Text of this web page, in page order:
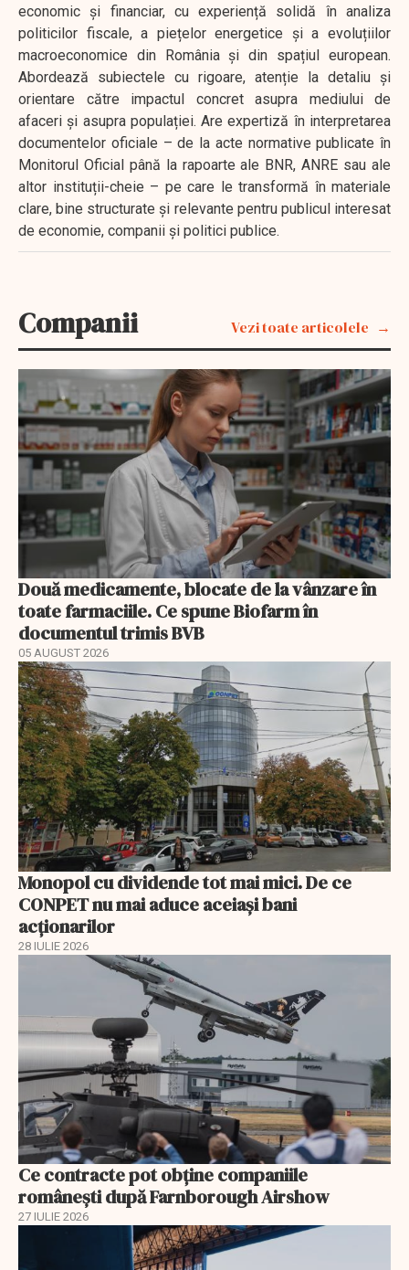
economic și financiar, cu experiență solidă în analiza
politicilor fiscale, a piețelor energetice și a evoluțiilor
macroeconomice din România și din spațiul european.
Abordează subiectele cu rigoare, atenție la detaliu și
orientare către impactul concret asupra mediului de
afaceri și asupra populației. Are expertiză în interpretarea
documentelor oficiale – de la acte normative publicate în
Monitorul Oficial până la rapoarte ale BNR, ANRE sau ale
altor instituții-cheie – pe care le transformă în materiale
clare, bine structurate și relevante pentru publicul interesat
de economie, companii și politici publice.
Companii Vezi toate articolele
Două medicamente, blocate de la vânzare în
toate farmaciile. Ce spune Biofarm în
documentul trimis BVB
05 AUGUST 2026
Monopol cu dividende tot mai mici. De ce
CONPET nu mai aduce aceiași bani
acționarilor
28 IULIE 2026
Ce contracte pot obține companiile
românești după Farnborough Airshow
27 IULIE 2026